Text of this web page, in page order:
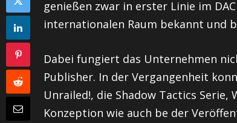
genießen zwar in erster Linie im
internationalen Raum bekannt und
Dabei fungiert das Unternehmen
Publisher. In der Vergangenheit
Unrailed!, die Shadow Tactics
Konzeption wie auch be der